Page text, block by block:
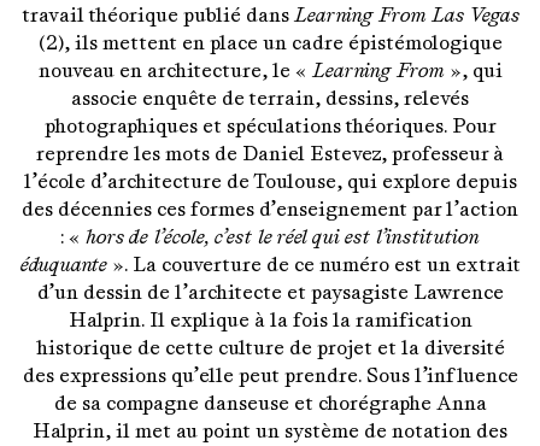
travail théorique publié dansLearning From Las Vegas
(2), ils mettent en place un cadre épistémologique
nouveau en architecture, le « Learning From », qui
associe enquête de terrain, dessins, relevés
photographiques et spéculations théoriques. Pour
reprendre les mots de Daniel Estevez, professeur à
l’école d’architecture de Toulouse, qui explore depuis
des décennies ces formes d’enseignement par l’action
: « hors de l’école, c’est le réel qui est l’institution
éduquante ». La couverture de ce numéro est un extrait
d’un dessin de l’architecte et paysagiste Lawrence
Halprin. Il explique à la fois la ramification
historique de cette culture de projet et la diversité
des expressions qu’elle peut prendre. Sous l’influence
de sa compagne danseuse et chorégraphe Anna
Halprin, il met au point un système de notation des